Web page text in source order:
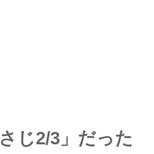
じ2/3」だった